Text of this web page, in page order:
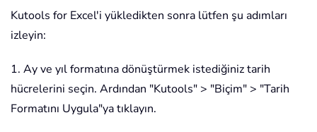
Kutools for Excel'i yükledikten sonra lütfen şu adımları
izleyin:
1. Ay ve yıl formatına dönüştürmek istediğiniz tarih
hücrelerini seçin. Ardından "Kutools" > "Biçim" > "Tarih
Formatını Uygula"ya tıklayın.